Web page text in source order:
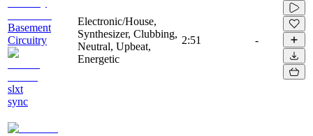
Basement
Circuitry
slxt
sync
Electronic/House,
Synthesizer, Clubbing,
Neutral, Upbeat,
Energetic
2:51 -